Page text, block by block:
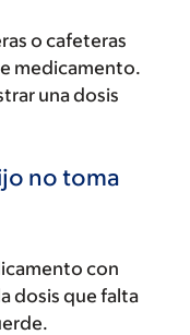
o cafeteras
medicamento.
una dosis
no toma
con
dosis que falta